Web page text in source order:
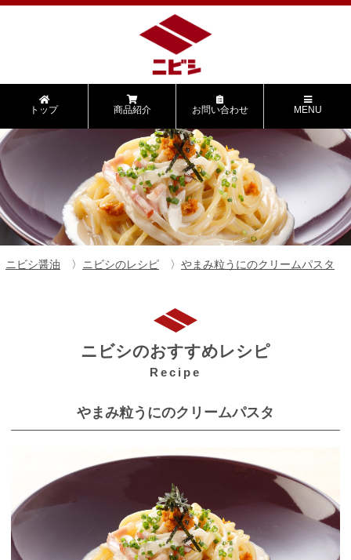
トップ 商品紹介 お問い合わせ MENU
ニビシ醤油 ニビシのレシピ やまみ粒うにのクリームパスタ
ニビシのおすすめレシピ
Recipe
やまみ粒うにのクリームパスタ